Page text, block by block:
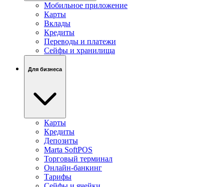
Мобильное приложение
Карты
Вклады
Кредиты
Переводы и платежи
Сейфы и хранилища
Для бизнеса
Карты
Кредиты
Депозиты
Marta SoftPOS
Торговый терминал
Онлайн-банкинг
Тарифы